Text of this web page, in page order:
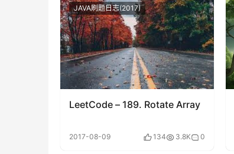
JAVA刷题日志(2017)
LeetCode – 189. Rotate Array
2017-08-09 134 3.8K 0